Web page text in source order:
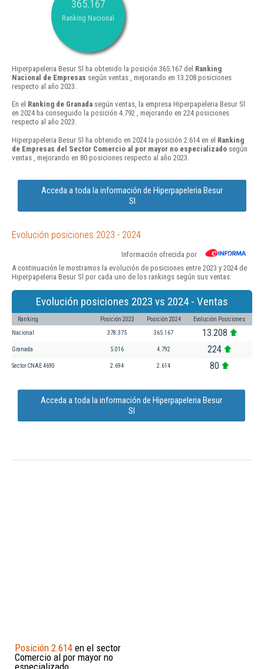
365.167
Ranking Nacional
Hiperpapeleria Besur Sl ha obtenido la posición 365.167 del Ranking
Nacional de Empresas según ventas , mejorando en 13.208 posiciones
respecto al año 2023.
En el Ranking de Granada según ventas, la empresa Hiperpapeleria Besur Sl
en 2024 ha conseguido la posición 4.792 , mejorando en 224 posiciones
respecto al año 2023.
Hiperpapeleria Besur Sl ha obtenido en 2024 la posición 2.614 en el Ranking
de Empresas del Sector Comercio al por mayor no especializado según
ventas , mejorando en 80 posiciones respecto al año 2023.
Acceda a toda la información de Hiperpapeleria Besur
Sl
Evolución posiciones 2023 - 2024
Información ofrecida por
A continuación le mostramos la evolución de posiciones entre 2023 y 2024 de
Hiperpapeleria Besur Sl por cada uno de los rankings según sus ventas:
Evolución posiciones 2023 vs 2024 - Ventas
Ranking Posición 2023 Posición 2024 Evolución Posiciones
Nacional 378.375 365.167 13.208
Granada 5.016 4.792 224
Sector CNAE 4690 2.694 2.614 80
Acceda a toda la información de Hiperpapeleria Besur
Sl
Posición 2.614 en el sector
Comercio al por mayor no
especializado